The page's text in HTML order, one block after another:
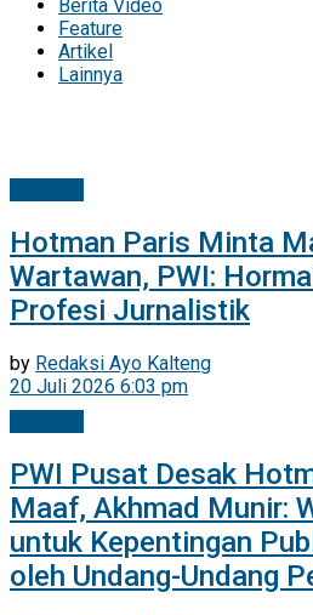
Berita Video
Feature
Artikel
Lainnya
Hotman Paris Minta
Wartawan, PWI:
Profesi Jurnalistik
by Redaksi Ayo Kalteng
20 Juli 2026 6:03 pm
PWI Pusat Desak
Maaf, Akhmad Munir:
untuk Kepentingan
oleh Undang-Undang